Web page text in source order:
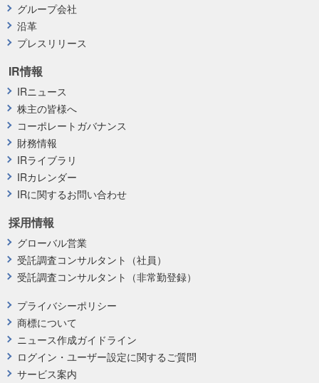
プライバシーポリシー
商標について
ニュース作成ガイドライン
ログイン・ユーザー設定に関するご質問
サービス案内
採用情報
グローバル営業
受託調査コンサルタント（社員）
受託調査コンサルタント（非常勤登録）
グループ会社
沿革
プレスリリース
IR情報
IRニュース
株主の皆様へ
コーポレートガバナンス
財務情報
IRライブラリ
IRカレンダー
IRに関するお問い合わせ